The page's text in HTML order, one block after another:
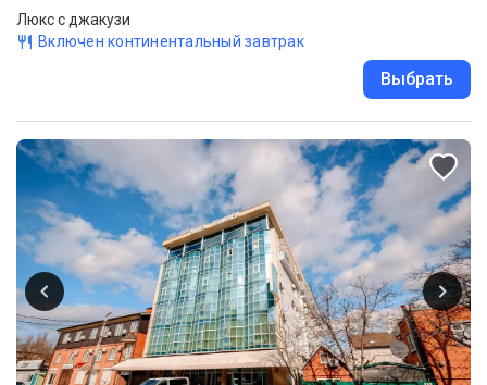
Люкс с джакузи
Включен континентальный завтрак
Выбрать